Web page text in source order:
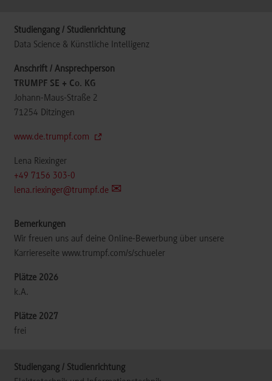
Data Science & Künstliche Intelligenz
TRUMPF SE + Co. KG
Johann-Maus-Straße 2
71254 Ditzingen
www.de.trumpf.com
Lena Riexinger
+49 7156 303-0
lena.riexinger@trumpf.de
Wir freuen uns auf deine Online-Bewerbung über unsere
Karriereseite www.trumpf.com/s/schueler
k.A.
frei